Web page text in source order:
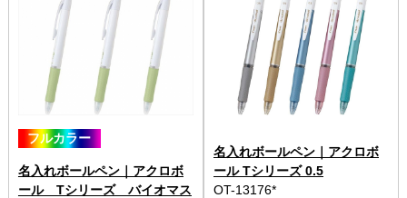
フルカラー
名入れボールペン｜アクロボ
ール Tシリーズ バイオマス
名入れボールペン｜アクロボ
ール Tシリーズ 0.5
OT-13176*